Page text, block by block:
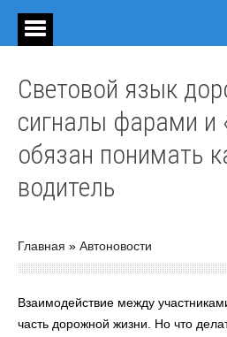
Световой язык
сигналы фарами и
обязан понимать
водитель
Главная » Автоновости
Взаимодействие между
часть дорожной жизни. Но что